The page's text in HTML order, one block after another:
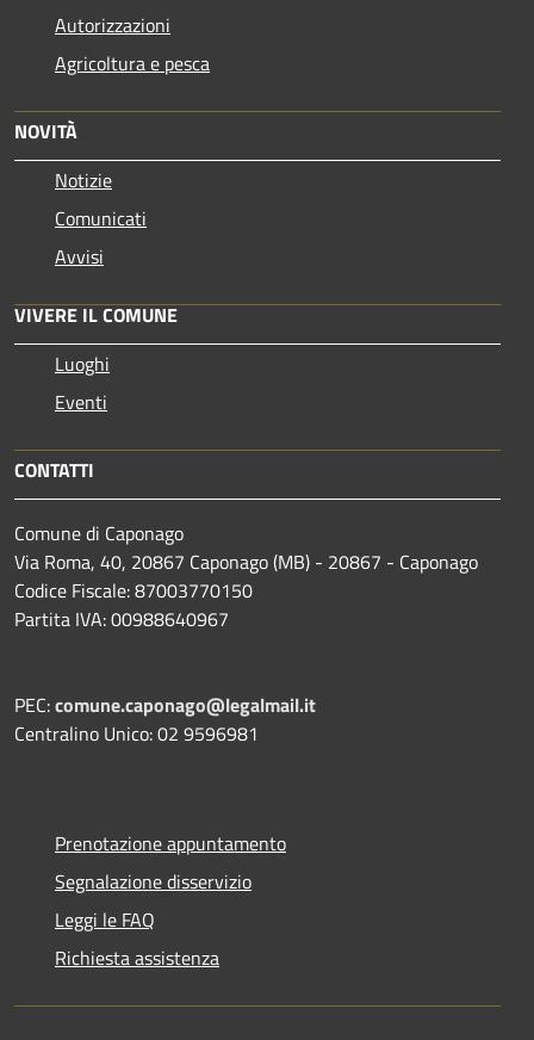
Autorizzazioni
Agricoltura e pesca
NOVITÀ
Notizie
Comunicati
Avvisi
VIVERE IL COMUNE
Luoghi
Eventi
CONTATTI
Comune di Caponago
Via Roma, 40, 20867 Caponago (MB) - 20867 - Caponago
Codice Fiscale: 87003770150
Partita IVA: 00988640967
PEC:comune.caponago@legalmail.it
Centralino Unico: 02 9596981
Prenotazione appuntamento
Segnalazione disservizio
Leggi le FAQ
Richiesta assistenza